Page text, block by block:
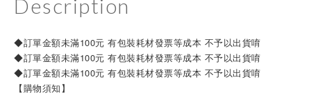
Description
◆訂單金額未滿100元 有包裝耗材發票等成本 不予以出貨唷
◆訂單金額未滿100元 有包裝耗材發票等成本 不予以出貨唷
◆訂單金額未滿100元 有包裝耗材發票等成本 不予以出貨唷
【購物須知】